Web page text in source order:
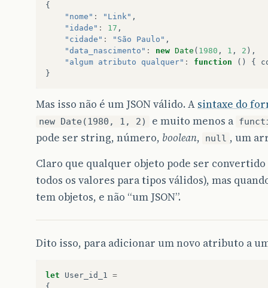
{
"nome" : "Link" ,
"idade" : 17 ,
"cidade" : "São Paulo" ,
"data_nascimento" : new Date ( 1980 , 1 , 2 ),
"algum atributo qualquer" : function () {
}
Mas isso não é um JSON válido. A sintaxe do
new Date(1980, 1, 2) e muito menos a
pode ser string, número, boolean, null , um
Claro que qualquer objeto pode ser
todos os valores para tipos válidos), mas
tem objetos, e não “um JSON”.
Dito isso, para adicionar um novo atributo a
let User_id_1 =